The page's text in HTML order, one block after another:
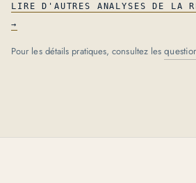
LIRE D'AUTRES ANALYSES DE LA
→
Pour les détails pratiques, consultez les